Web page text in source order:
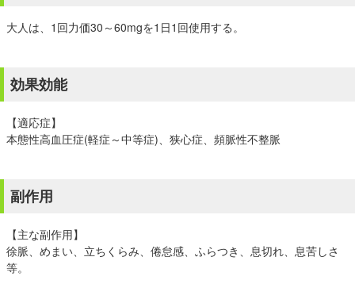
大人は、1回力価30～60mgを1日1回使用する。
効果効能
【適応症】
本態性高血圧症(軽症～中等症)、狭心症、頻脈性不整脈
副作用
【主な副作用】
徐脈、めまい、立ちくらみ、倦怠感、ふらつき、息切れ、息苦しさ
等。